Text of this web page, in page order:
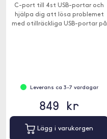
C-port till 4st USB-portar och
hjälpa dig att lösa problemet
med otillräckliga USB-portar på
Leverans ca 3-7 vardagar
849 kr
Lägg i varukorgen